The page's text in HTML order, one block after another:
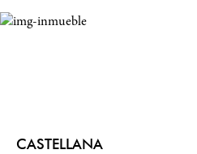
CASTELLANA